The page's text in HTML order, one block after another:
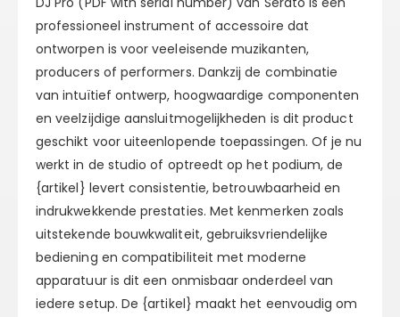
professioneel instrument of accessoire dat
ontworpen is voor veeleisende muzikanten,
producers of performers. Dankzij de combinatie
van intuïtief ontwerp, hoogwaardige componenten
en veelzijdige aansluitmogelijkheden is dit product
geschikt voor uiteenlopende toepassingen. Of je nu
werkt in de studio of optreedt op het podium, de
{artikel} levert consistentie, betrouwbaarheid en
indrukwekkende prestaties. Met kenmerken zoals
uitstekende bouwkwaliteit, gebruiksvriendelijke
bediening en compatibiliteit met moderne
apparatuur is dit een onmisbaar onderdeel van
iedere setup. De {artikel} maakt het eenvoudig om